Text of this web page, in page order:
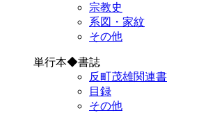
宗教史
系図・家紋
その他
単行本◆書誌
反町茂雄関連書
目録
その他